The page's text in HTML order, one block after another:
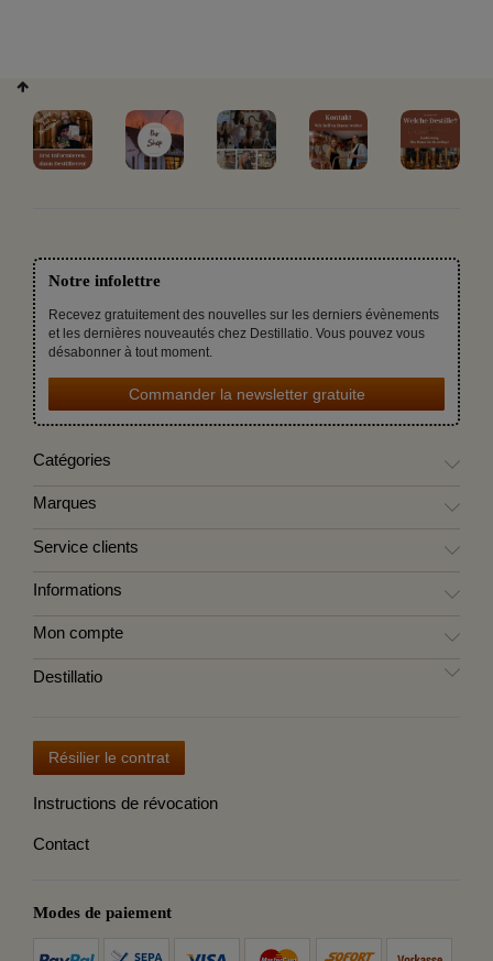
Notre infolettre
Recevez gratuitement des nouvelles sur les derniers évènements
et les dernières nouveautés chez Destillatio. Vous pouvez vous
désabonner à tout moment.
Commander la newsletter gratuite
Catégories
Marques
Service clients
Informations
Mon compte
Destillatio
Résilier le contrat
Instructions de révocation
Contact
Modes de paiement